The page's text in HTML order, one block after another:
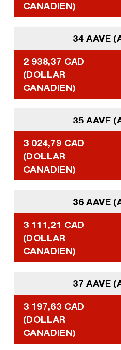
CANADIEN)
34 AAVE
2 938,37 CAD
(DOLLAR
CANADIEN)
35 AAVE
3 024,79 CAD
(DOLLAR
CANADIEN)
36 AAVE
3 111,21 CAD
(DOLLAR
CANADIEN)
37 AAVE
3 197,63 CAD
(DOLLAR
CANADIEN)